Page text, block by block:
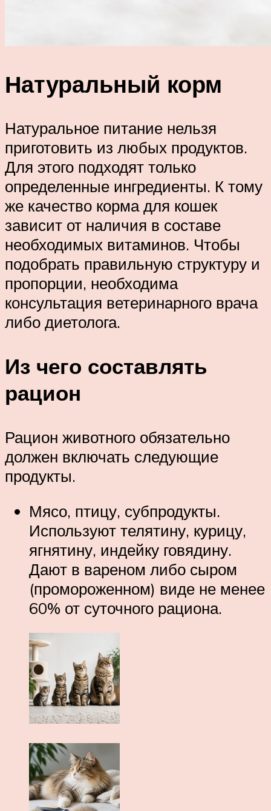
Натуральный корм
Натуральное питание нельзя
приготовить из любых продуктов.
Для этого подходят только
определенные ингредиенты. К тому
же качество корма для кошек
зависит от наличия в составе
необходимых витаминов. Чтобы
подобрать правильную структуру и
пропорции, необходима
консультация ветеринарного врача
либо диетолога.
Из чего составлять
рацион
Рацион животного обязательно
должен включать следующие
продукты.
Мясо, птицу, субпродукты.
Используют телятину, курицу,
ягнятину, индейку говядину.
Дают в вареном либо сыром
(промороженном) виде не менее
60% от суточного рациона.